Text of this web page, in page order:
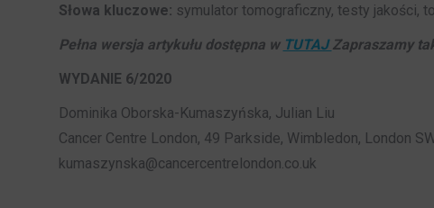
Słowa kluczowe: symulator tomograficzny, testy jakości,
Pełna wersja artykułu dostępna w TUTAJZapraszamy
WYDANIE 6/2020
Dominika Oborska-Kumaszyńska, Julian Liu
Cancer Centre London, 49 Parkside, Wimbledon, London
kumaszynska@cancercentrelondon.co.uk